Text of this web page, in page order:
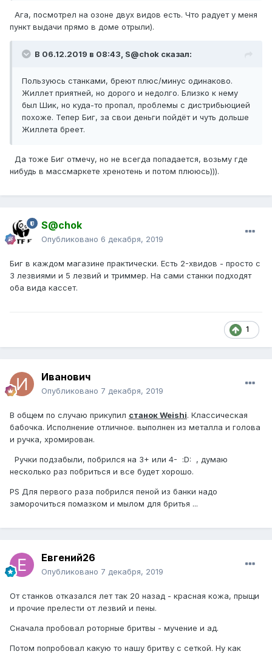
Ага, посмотрел на озоне двух видов есть. Что радует у меня
пункт выдачи прямо в доме отрыли).
В 06.12.2019 в 08:43, S@chok сказал:
Пользуюсь станками, бреют плюс/минус одинаково.
Жиллет приятней, но дорого и недолго. Близко к нему
был Шик, но куда-то пропал, проблемы с дистрибьюцией
похоже. Тепер Биг, за свои деньги пойдёт и чуть дольше
Жиллета бреет.
Да тоже Биг отмечу, но не всегда попадается, возьму где
нибудь в массмаркете хренотень и потом плююсь))).
S@chok
Опубликовано 6 декабря, 2019
Биг в каждом магазине практически. Есть 2-хвидов - просто с
3 лезвиями и 5 лезвий и триммер. На сами станки подходят
оба вида кассет.
1
Иванович
Опубликовано 7 декабря, 2019
В общем по случаю прикупил станок Weishi. Классическая
бабочка. Исполнение отличное. выполнен из металла и голова
и ручка, хромирован.
Ручки подзабыли, побрился на 3+ или 4- :D: , думаю
несколько раз побриться и все будет хорошо.
PS Для первого раза побрился пеной из банки надо
заморочиться помазком и мылом для бритья ...
Евгений26
Опубликовано 7 декабря, 2019
От станков отказался лет так 20 назад - красная кожа, прыщи
и прочие прелести от лезвий и пены.
Сначала пробовал роторные бритвы - мучение и ад.
Потом попробовал какую то нашу бритву с сеткой. Ну как